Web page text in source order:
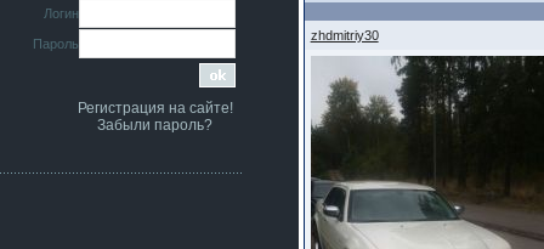
iMrCoffeeBLR4
11 июля 2026
[b]era124[/b],
Ага понял буду знать спасибо
era124
7 июля 2026
разболтовка 5х114.3 спокойно
Логин
Пароль
Регистрация на сайте!
Забыли пароль?
zhdmitriy30